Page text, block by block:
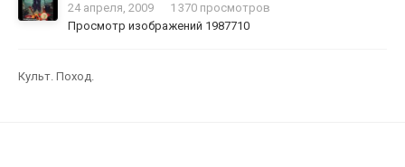
24 апреля, 2009
1 370 просмотров
Просмотр изображений 1987710
Культ. Поход.